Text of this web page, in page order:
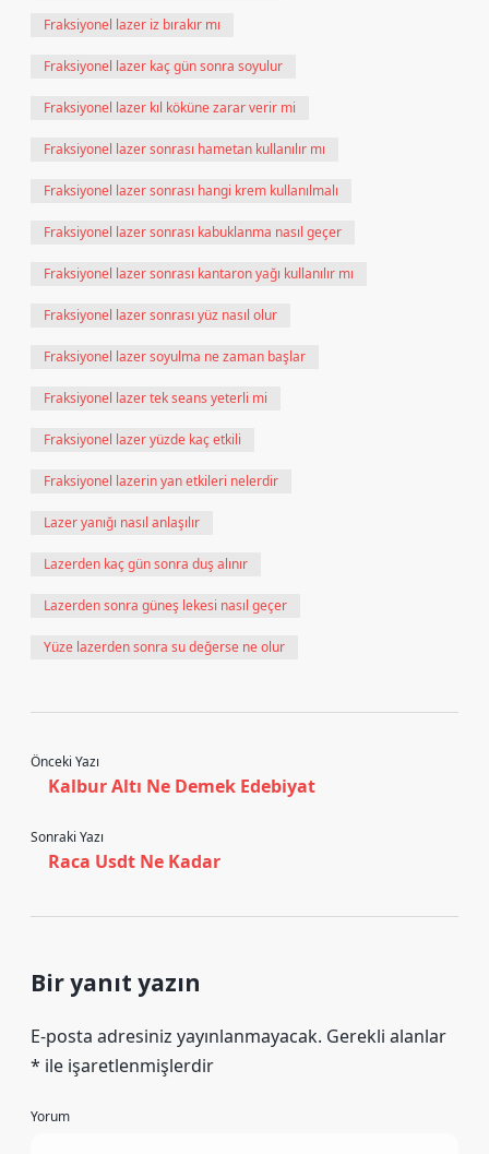
Fraksiyonel lazer iz bırakır mı
Fraksiyonel lazer kaç gün sonra soyulur
Fraksiyonel lazer kıl köküne zarar verir mi
Fraksiyonel lazer sonrası hametan kullanılır mı
Fraksiyonel lazer sonrası hangi krem kullanılmalı
Fraksiyonel lazer sonrası kabuklanma nasıl geçer
Fraksiyonel lazer sonrası kantaron yağı kullanılır mı
Fraksiyonel lazer sonrası yüz nasıl olur
Fraksiyonel lazer soyulma ne zaman başlar
Fraksiyonel lazer tek seans yeterli mi
Fraksiyonel lazer yüzde kaç etkili
Fraksiyonel lazerin yan etkileri nelerdir
Lazer yanığı nasıl anlaşılır
Lazerden kaç gün sonra duş alınır
Lazerden sonra güneş lekesi nasıl geçer
Yüze lazerden sonra su değerse ne olur
Önceki Yazı
Kalbur Altı Ne Demek Edebiyat
Sonraki Yazı
Raca Usdt Ne Kadar
Bir yanıt yazın
E-posta adresiniz yayınlanmayacak. Gerekli alanlar
* ile işaretlenmişlerdir
Yorum